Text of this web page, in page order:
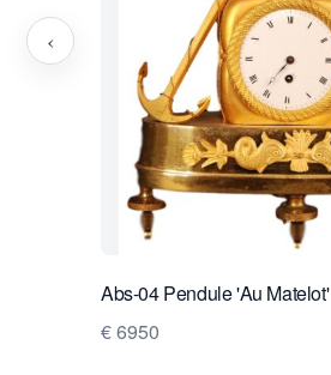
Abs-04 Pendule 'Au Matelot'
€ 6950
‹